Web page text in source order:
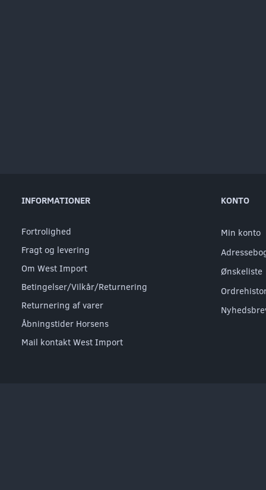
INFORMATIONER
Fortrolighed
Fragt og levering
Om West Import
Betingelser/Vilkår/Returnering
Returnering af varer
Åbningstider Horsens
Mail kontakt West Import
KONTO
Min konto
Ønskeliste